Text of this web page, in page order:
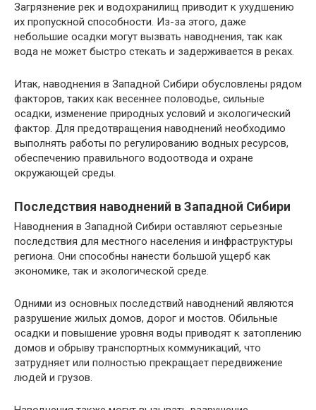
Загрязнение рек и водохранилищ приводит к ухудшению
их пропускной способности. Из-за этого, даже
небольшие осадки могут вызвать наводнения, так как
вода не может быстро стекать и задерживается в реках.
Итак, наводнения в Западной Сибири обусловлены рядом
факторов, таких как весеннее половодье, сильные
осадки, изменение природных условий и экологический
фактор. Для предотвращения наводнений необходимо
выполнять работы по регулированию водных ресурсов,
обеспечению правильного водоотвода и охране
окружающей среды.
Последствия наводнений в Западной Сибири
Наводнения в Западной Сибири оставляют серьезные
последствия для местного населения и инфраструктуры
региона. Они способны нанести большой ущерб как
экономике, так и экологической среде.
Одними из основных последствий наводнений являются
разрушение жилых домов, дорог и мостов. Обильные
осадки и повышение уровня воды приводят к затоплению
домов и обрыву транспортных коммуникаций, что
затрудняет или полностью прекращает передвижение
людей и грузов.